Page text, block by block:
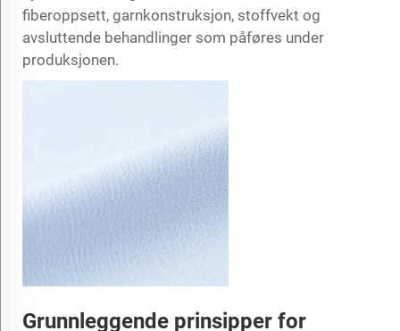
fiberoppsett, garnkonstruksjon, stoffvekt og
avsluttende behandlinger som påføres under
produksjonen.
Grunnleggende prinsipper for